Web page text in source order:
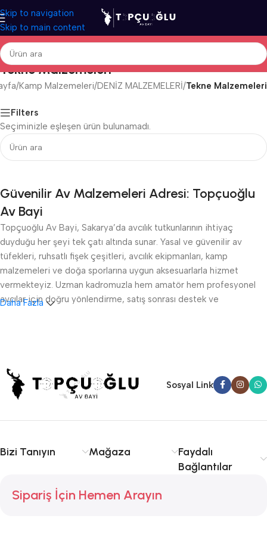
Skip to navigation
Skip to main content
Tekne Malzemeleri
/Kamp Malzemeleri/DENİZ MALZEMELERİ/Tekne Malzemeleri
Filters
Seçiminizle eşleşen ürün bulunamadı.
Güvenilir Av Malzemeleri Adresi: Topçuoğlu
Av Bayi
Topçuoğlu Av Bayi, Sakarya’da avcılık tutkunlarının ihtiyaç
duyduğu her şeyi tek çatı altında sunar. Yasal ve güvenilir av
tüfekleri, ruhsatlı fişek çeşitleri, avcılık ekipmanları, kamp
malzemeleri ve doğa sporlarına uygun aksesuarlarla hizmet
vermekteyiz. Uzman kadromuzla hem amatör hem profesyonel
avcılar için doğru yönlendirme, satış sonrası destek ve
sunuyoruz. Avcılıkta kalite, güvenlik ve deneyim için Topçuoğlu
Av sizinle!
Daha Fazla
Sosyal Link
Bizi Tanıyın Mağaza
Faydalı
Bağlantılar
Sipariş İçin Hemen Arayın